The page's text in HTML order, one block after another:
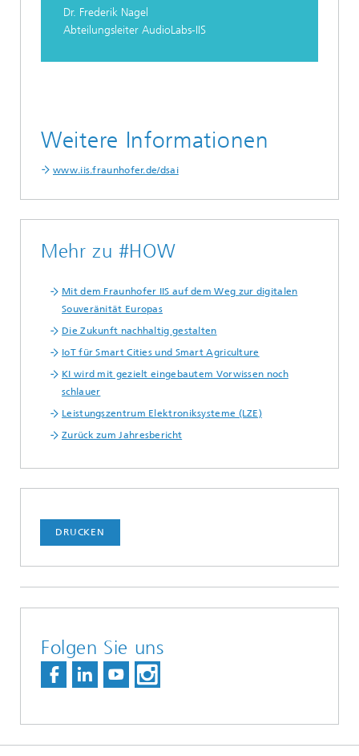
Dr. Frederik Nagel
Abteilungsleiter AudioLabs-IIS
Weitere Informationen
www.iis.fraunhofer.de/dsai
Mehr zu #HOW
Mit dem Fraunhofer IIS auf dem Weg zur digitalen
Souveränität Europas
Die Zukunft nachhaltig gestalten
IoT für Smart Cities und Smart Agriculture
KI wird mit gezielt eingebautem Vorwissen noch
schlauer
Leistungszentrum Elektroniksysteme (LZE)
Zurück zum Jahresbericht
DRUCKEN
Folgen Sie uns